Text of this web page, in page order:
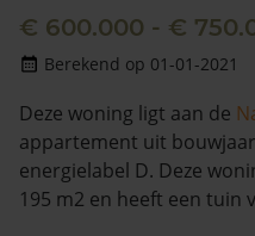
€ 600.000 - €
Berekend op 01-01-2021
Deze woning ligt aan de
appartement uit
energielabel D. Deze
195 m2 en heeft een tuin